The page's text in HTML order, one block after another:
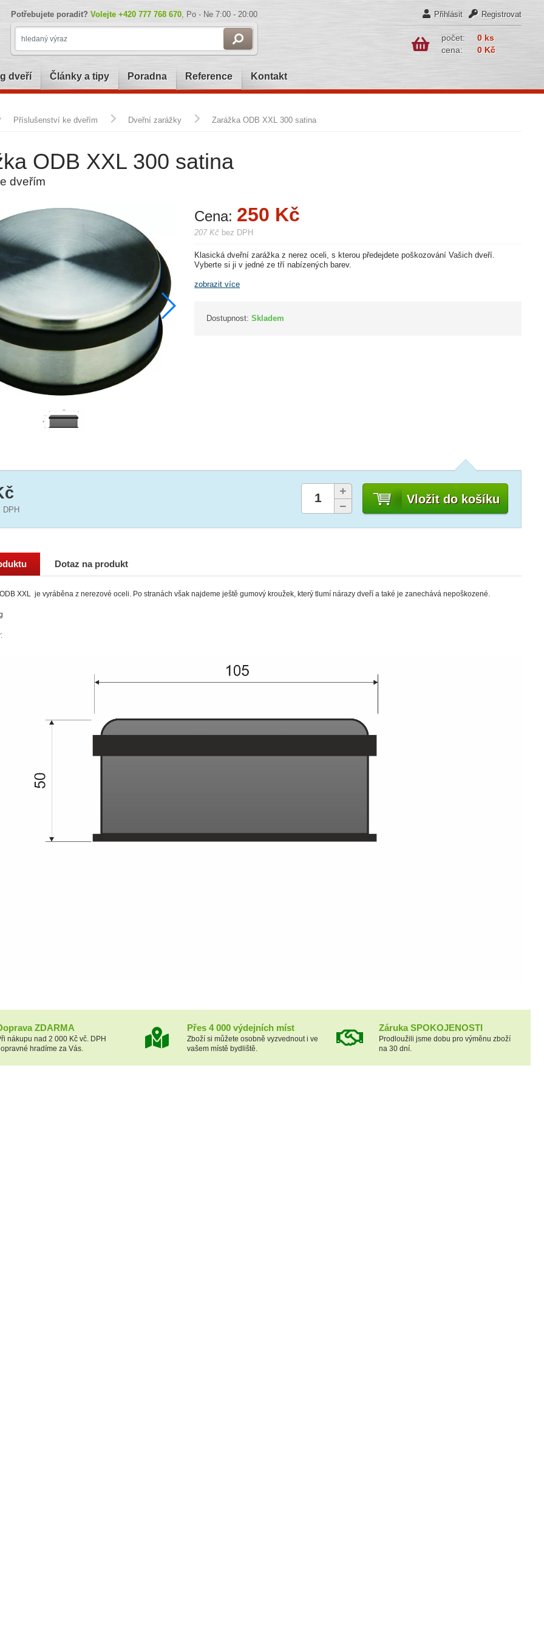
Potřebujete poradit? Volejte +420 777 768 670, Po - Ne 7:00 - 20:00 Přihlásit Registrovat
počet:
0 ks
cena:
0 Kč
dveří Články a tipy Poradna Reference Kontakt
Příslušenství ke dveřím Dveřní zarážky Zarážka ODB XXL 300 satina
ODB XXL 300 satina
dveřím
Cena: 250 Kč
207 Kč bez DPH
Klasická dveřní zarážka z nerez oceli, s kterou předejdete poškozování Vašich dveří.
Vyberte si ji v jedné ze tří nabízených barev.
zobrazit více
Dostupnost:Skladem
Vložit do košíku
Dotaz na produkt
XXL je vyráběna z nerezové oceli. Po stranách však najdeme ještě gumový kroužek, který tlumí nárazy dveří a také je zanechává nepoškozené.
ZDARMA
nákupu nad 2 000 Kč vč. DPH
hradíme za Vás.
Přes 4 000 výdejních míst
Zboží si můžete osobně vyzvednout i ve
vašem místě bydliště.
Záruka SPOKOJENOSTI
Prodloužili jsme dobu pro výměnu zboží
na 30 dní.